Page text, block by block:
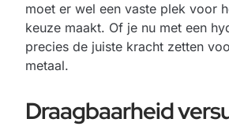
moet er wel een vaste plek voor
keuze maakt. Of je nu met een
precies de juiste kracht zetten
metaal.
Draagbaarheid